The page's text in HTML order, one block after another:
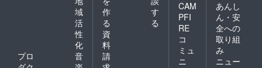
域
活
性
化
プロ
音
作
る
す
る
資
料
請
CAM
PFI
RE
コ
ミュ
ニ
あんし
ん・安
全への
取り組
み
ニュー